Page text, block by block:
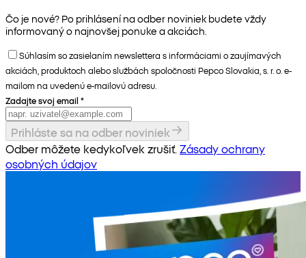
Čo je nové? Po prihlásení na odber noviniek budete vždy
informovaný o najnovšej ponuke a akciách.
Súhlasím so zasielaním newslettera s informáciami o zaujímavých
akciách, produktoch alebo službách spoločnosti Pepco Slovakia, s. r. o. e-
mailom na uvedenú e-mailovú adresu.
Zadajte svoj email *
Prihláste sa na odber noviniek
Odber môžete kedykoľvek zrušiť. Zásady ochrany
osobných údajov